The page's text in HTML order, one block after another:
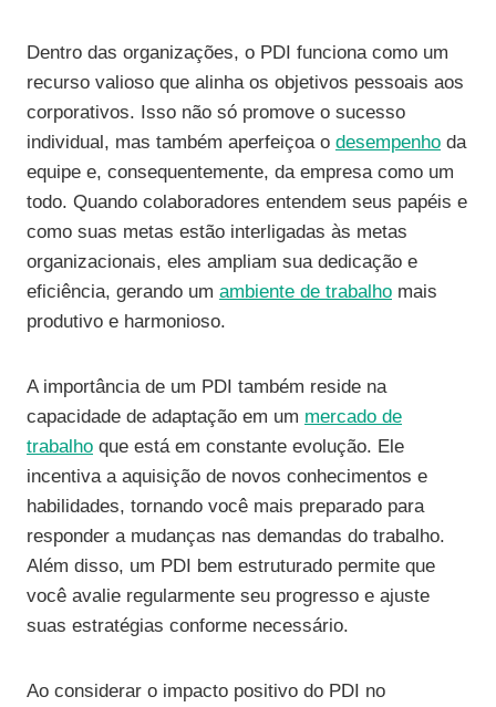
Dentro das organizações, o PDI funciona como um
recurso valioso que alinha os objetivos pessoais aos
corporativos. Isso não só promove o sucesso
individual, mas também aperfeiçoa o desempenho da
equipe e, consequentemente, da empresa como um
todo. Quando colaboradores entendem seus papéis e
como suas metas estão interligadas às metas
organizacionais, eles ampliam sua dedicação e
eficiência, gerando um ambiente de trabalho mais
produtivo e harmonioso.
A importância de um PDI também reside na
capacidade de adaptação em um mercado de
trabalho que está em constante evolução. Ele
incentiva a aquisição de novos conhecimentos e
habilidades, tornando você mais preparado para
responder a mudanças nas demandas do trabalho.
Além disso, um PDI bem estruturado permite que
você avalie regularmente seu progresso e ajuste
suas estratégias conforme necessário.
Ao considerar o impacto positivo do PDI no